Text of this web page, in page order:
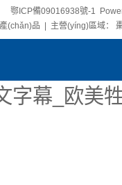
鄂ICP備09016938號-1
(chǎn)品 | 主營(yíng)區域：
字幕_欧美